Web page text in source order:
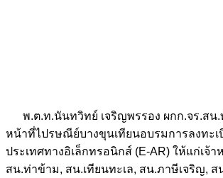
พ.ต.ท.นันทวิทย์ เจริญพรรอง ผกก.จร.สน.
หน้าที่ไปรษณีย์บางขุนเทียนอบรมการลงทะเ
ประเทศทางอิเล็กทรอนิกส์ (E-AR) ให้แก่เจ้
สน.ท่าข้าม, สน.เทียนทะเล, สน.ภาษีเจริญ,